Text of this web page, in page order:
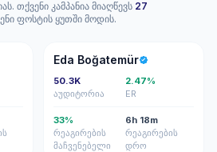
თქვენი კამპანია მიაღწევს 27
ფოსტის ყუთში მოდის.
EB
Eda Boğatemür
50.3K
აუდიტორია
2.47%
ER
33%
რეაგირების
მაჩვენებელი
6h 18m
რეაგირების
დრო